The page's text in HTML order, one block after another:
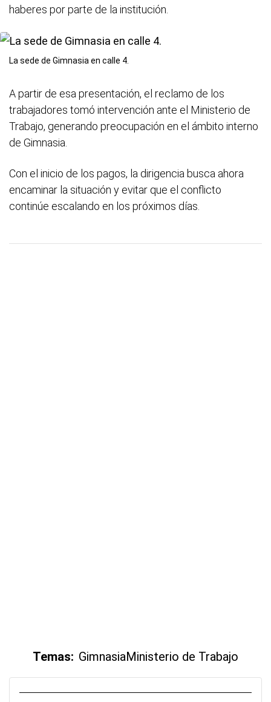
haberes por parte de la institución.
La sede de Gimnasia en calle 4.
A partir de esa presentación, el reclamo de los
trabajadores tomó intervención ante el Ministerio de
Trabajo, generando preocupación en el ámbito interno
de Gimnasia.
Con el inicio de los pagos, la dirigencia busca ahora
encaminar la situación y evitar que el conflicto
continúe escalando en los próximos días.
Temas: GimnasiaMinisterio de Trabajo